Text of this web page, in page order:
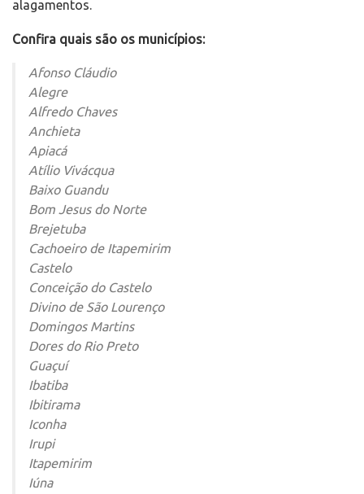
alagamentos.
Confira quais são os municípios:
Afonso Cláudio
Alegre
Alfredo Chaves
Anchieta
Apiacá
Atílio Vivácqua
Baixo Guandu
Bom Jesus do Norte
Brejetuba
Cachoeiro de Itapemirim
Castelo
Conceição do Castelo
Divino de São Lourenço
Domingos Martins
Dores do Rio Preto
Guaçuí
Ibatiba
Ibitirama
Iconha
Irupi
Itapemirim
Iúna